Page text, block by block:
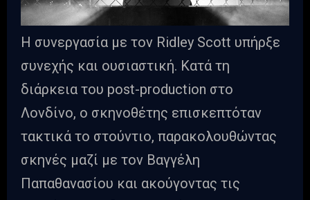
Η συνεργασία με τον Ridley Scott υπήρξε
συνεχής και ουσιαστική. Κατά τη
διάρκεια του post-production στο
Λονδίνο, ο σκηνοθέτης επισκεπτόταν
τακτικά το στούντιο, παρακολουθώντας
σκηνές μαζί με τον Βαγγέλη
Παπαθανασίου και ακούγοντας τις